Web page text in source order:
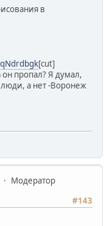
в
[cut]
он пропал? Я думал,
а нет -Воронеж
Модератор
#143